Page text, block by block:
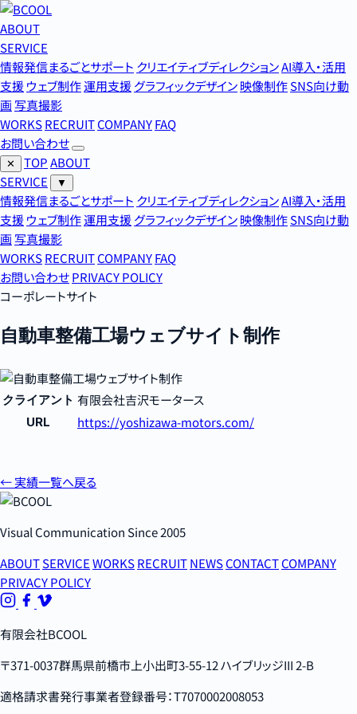
ABOUT
SERVICE
情報発信まるごとサポート クリエイティブディレクションAI導入・活用
支援ウェブ制作運用支援グラフィックデザイン映像制作SNS向け動
画写真撮影
WORKSRECRUITCOMPANYFAQ
お問い合わせ
✕ TOPABOUT
SERVICE
▼
情報発信まるごとサポート クリエイティブディレクションAI導入・活用
支援ウェブ制作運用支援グラフィックデザイン映像制作SNS向け動
画写真撮影
WORKSRECRUITCOMPANYFAQ
お問い合わせPRIVACY POLICY
コーポレートサイト
自動車整備工場ウェブサイト制作
クライアント 有限会社吉沢モータース
URL https://yoshizawa-motors.com/
← 実績一覧へ戻る
Visual Communication Since 2005
ABOUTSERVICEWORKSRECRUITNEWSCONTACTCOMPANY
PRIVACY POLICY
有限会社BCOOL
〒371-0037群馬県前橋市上小出町3-55-12 ハイブリッジIII 2-B
適格請求書発行事業者登録番号：T7070002008053